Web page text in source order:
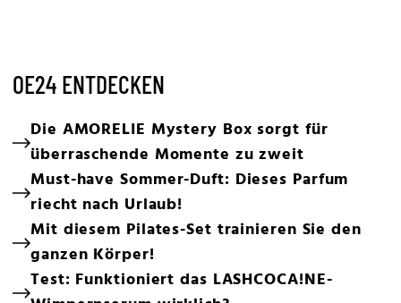
OE24 ENTDECKEN
Die AMORELIE Mystery Box sorgt für
überraschende Momente zu zweit
Must-have Sommer-Duft: Dieses Parfum
riecht nach Urlaub!
Mit diesem Pilates-Set trainieren Sie den
ganzen Körper!
Test: Funktioniert das LASHCOCA!NE-